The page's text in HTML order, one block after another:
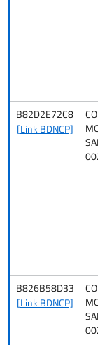
B82D2E72C8
[Link BDNCP]
B826B58D33
[Link BDNCP]